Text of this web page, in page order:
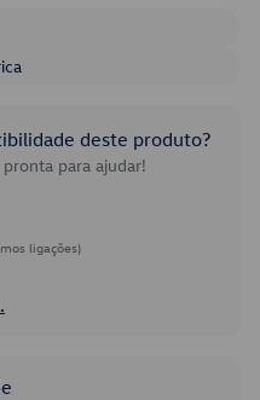
deste produto?
para ajudar!
ligações)